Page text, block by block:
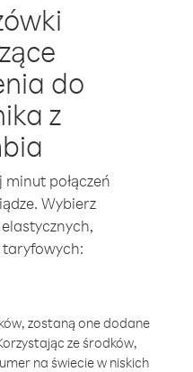
do
z
połączeń
Wybierz
zostaną one dodane
ze środków,
na świecie w niskich